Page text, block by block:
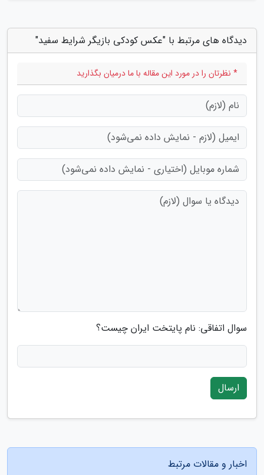
دیدگاه های مرتبط با "عکس کودکی بازیگر شرایط سفید"
* نظرتان را در مورد این مقاله با ما درمیان بگذارید
سوال اتفاقی: نام پایتخت ایران چیست؟
ارسال
اخبار و مقالات مرتبط